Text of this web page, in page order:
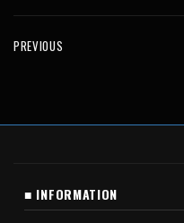
PREVIOUS
■ INFORMATION